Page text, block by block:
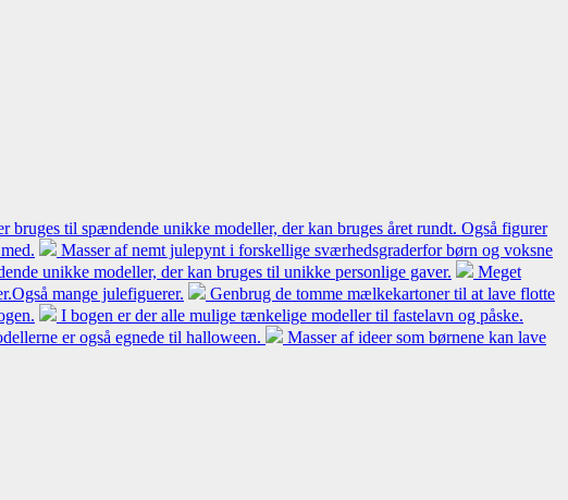
bruges til spændende unikke modeller, der kan bruges året rundt. Også figurer
Masser af nemt julepynt i forskellige sværhedsgraderfor børn og voksne
unikke modeller, der kan bruges til unikke personlige gaver.
Meget
mange julefiguerer.
Genbrug de tomme mælkekartoner til at lave flotte
I bogen er der alle mulige tænkelige modeller til fastelavn og påske.
er også egnede til halloween.
Masser af ideer som børnene kan lave